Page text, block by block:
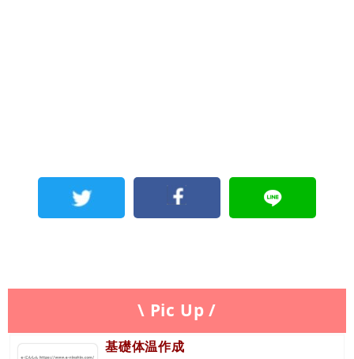
\ Pic Up /
基礎体温作成